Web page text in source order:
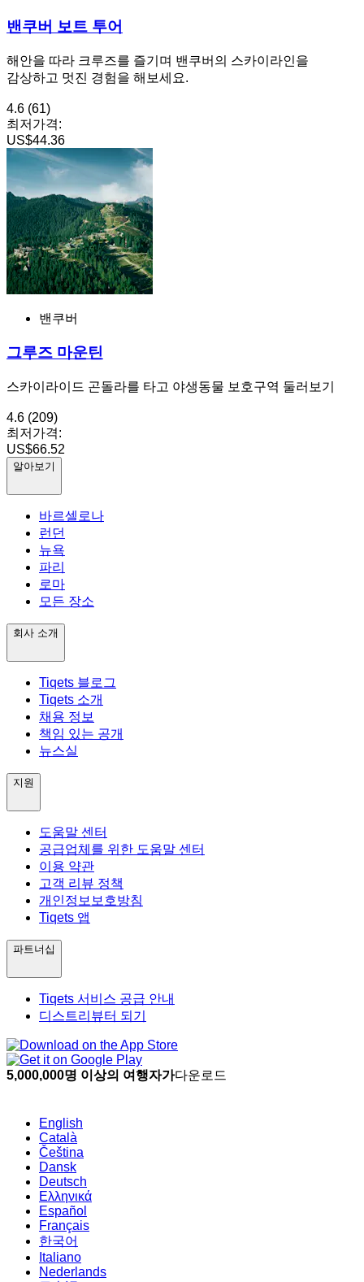
밴쿠버 보트 투어
해안을 따라 크루즈를 즐기며 밴쿠버의 스카이라인을
감상하고 멋진 경험을 해보세요.
4.6 (61)
최저가격:
US$44.36
밴쿠버
그루즈 마운틴
스카이라이드 곤돌라를 타고 야생동물 보호구역 둘러보기
4.6 (209)
최저가격:
US$66.52
알아보기
바르셀로나
런던
뉴욕
파리
로마
모든 장소
회사 소개
Tiqets 블로그
Tiqets 소개
채용 정보
책임 있는 공개
뉴스실
지원
도움말 센터
공급업체를 위한 도움말 센터
이용 약관
고객 리뷰 정책
개인정보보호방침
Tiqets 앱
파트너십
Tiqets 서비스 공급 안내
디스트리뷰터 되기
5,000,000명 이상의 여행자가다운로드
English
Català
Čeština
Dansk
Deutsch
Ελληνικά
Español
Français
한국어
Italiano
Nederlands